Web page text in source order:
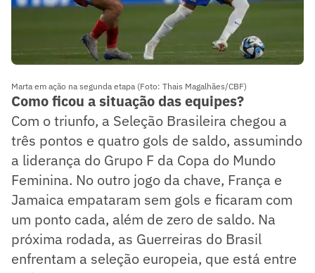
Marta em ação na segunda etapa (Foto: Thais Magalhães/CBF)
Como ficou a situação das equipes?
Com o triunfo, a Seleção Brasileira chegou a
três pontos e quatro gols de saldo, assumindo
a liderança do Grupo F da Copa do Mundo
Feminina. No outro jogo da chave, França e
Jamaica empataram sem gols e ficaram com
um ponto cada, além de zero de saldo. Na
próxima rodada, as Guerreiras do Brasil
enfrentam a seleção europeia, que está entre